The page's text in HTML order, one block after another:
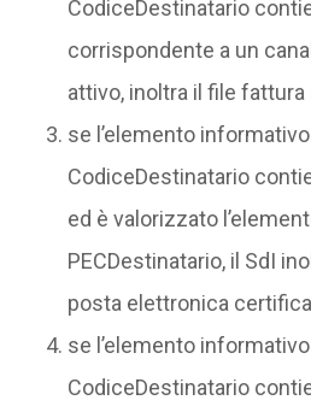
CodiceDestinatario
corrispondente a un
attivo, inoltra il file
se l’elemento
CodiceDestinatario
ed è valorizzato
PECDestinatario, il SdI
posta elettronica
se l’elemento
CodiceDestinatario